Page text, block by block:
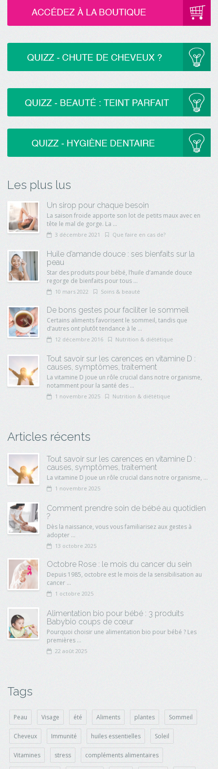
Les plus lus
Un sirop pour chaque besoin
La saison froide apporte son lot de petits maux avec en
tête le mal de gorge. La ...
3 décembre 2021 Que faire en cas de?
Huile d’amande douce : ses bienfaits sur la
peau
Star des produits pour bébé, l’huile d’amande douce
regorge de bienfaits pour tous ...
10 mars 2022 Soins & beauté
De bons gestes pour faciliter le sommeil
Certains aliments favorisent le sommeil, tandis que
d’autres ont plutôt tendance à le ...
12 décembre 2016 Nutrition & diététique
Tout savoir sur les carences en vitamine D :
causes, symptômes, traitement
La vitamine D joue un rôle crucial dans notre organisme,
notamment pour la santé des ...
1 novembre 2025 Nutrition & diététique
Articles récents
Tout savoir sur les carences en vitamine D :
causes, symptômes, traitement
La vitamine D joue un rôle crucial dans notre organisme, ...
1 novembre 2025
Comment prendre soin de bébé au quotidien
?
Dès la naissance, vous vous familiarisez aux gestes à
adopter ...
13 octobre 2025
Octobre Rose : le mois du cancer du sein
Depuis 1985, octobre est le mois de la sensibilisation au
cancer ...
1 octobre 2025
Alimentation bio pour bébé : 3 produits
Babybio coups de cœur
Pourquoi choisir une alimentation bio pour bébé ? Les
premières ...
22 août 2025
Tags
Peau Visage été Aliments plantes Sommeil
Cheveux Immunité huiles essentielles Soleil
Vitamines stress compléments alimentaires